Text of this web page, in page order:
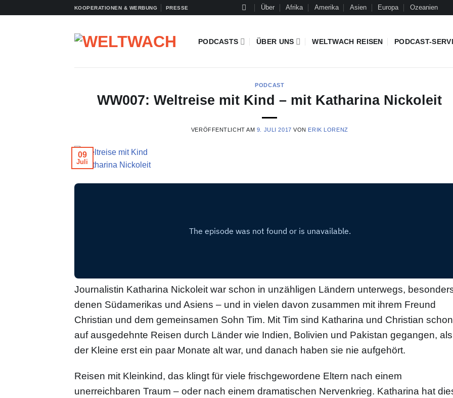
KOOPERATIONEN & WERBUNG PRESSE Über Afrika Amerika Asien Europa Ozeanien
PODCASTS ÜBER UNS WELTWACH REISEN PODCAST-
PODCAST
WW007: Weltreise mit Kind – mit Katharina Nickoleit
VERÖFFENTLICHT AM 9. JULI 2017 VON ERIK LORENZ
© Katharina Nickoleit
09
Juli
Journalistin Katharina Nickoleit war schon in unzähligen Ländern unterwegs,
denen Südamerikas und Asiens – und in vielen davon zusammen mit ihrem Freund
Christian und dem gemeinsamen Sohn Tim. Mit Tim sind Katharina und Christian schon
auf ausgedehnte Reisen durch Länder wie Indien, Bolivien und Pakistan gegangen, als
der Kleine erst ein paar Monate alt war, und danach haben sie nie aufgehört.
Reisen mit Kleinkind, das klingt für viele frischgewordene Eltern nach einem
unerreichbaren Traum – oder nach einem dramatischen Nervenkrieg. Katharina hat